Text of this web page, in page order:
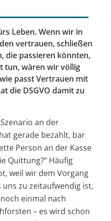
Leben. Wenn wir in
vertrauen, schließen
die passieren könnten,
tun, wären wir völlig
passt Vertrauen mit
die DSGVO damit zu
an der
gerade bezahlt, bar
Person an der Kasse
Quittung?“ Häufig
weil wir dem Vorgang
zu zeitaufwendig ist,
einmal nach
– es wird schon